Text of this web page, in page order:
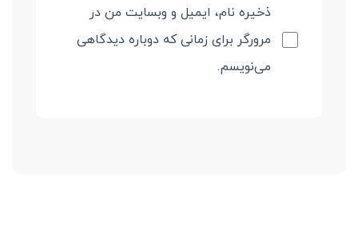
ذخیره نام، ایمیل و وبسایت من در
مرورگر برای زمانی که دوباره دیدگاهی
می‌نویسم.